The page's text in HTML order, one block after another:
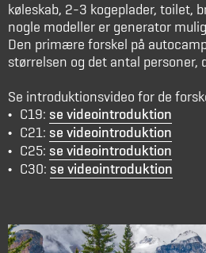
køleskab, 2-3 kogeplader, toilet,
nogle modeller er generator
Den primære forskel på
størrelsen og det antal personer,
Se introduktionsvideo for de
C19: se videointroduktion
C21: se videointroduktion
C25: se videointroduktion
C30: se videointroduktion